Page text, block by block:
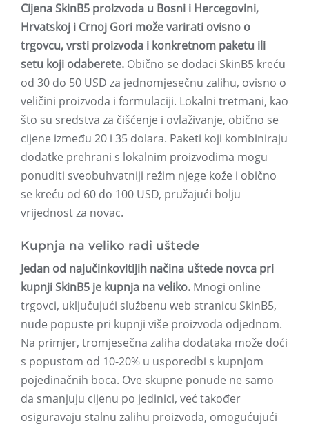
Cijena SkinB5 proizvoda u Bosni i Hercegovini,
Hrvatskoj i Crnoj Gori može varirati ovisno o
trgovcu, vrsti proizvoda i konkretnom paketu ili
setu koji odaberete. Obično se dodaci SkinB5 kreću
od 30 do 50 USD za jednomjesečnu zalihu, ovisno o
veličini proizvoda i formulaciji. Lokalni tretmani, kao
što su sredstva za čišćenje i ovlaživanje, obično se
cijene između 20 i 35 dolara. Paketi koji kombiniraju
dodatke prehrani s lokalnim proizvodima mogu
ponuditi sveobuhvatniji režim njege kože i obično
se kreću od 60 do 100 USD, pružajući bolju
vrijednost za novac.
Kupnja na veliko radi uštede
Jedan od najučinkovitijih načina uštede novca pri
kupnji SkinB5 je kupnja na veliko. Mnogi online
trgovci, uključujući službenu web stranicu SkinB5,
nude popuste pri kupnji više proizvoda odjednom.
Na primjer, tromjesečna zaliha dodataka može doći
s popustom od 10-20% u usporedbi s kupnjom
pojedinačnih boca. Ove skupne ponude ne samo
da smanjuju cijenu po jedinici, već također
osiguravaju stalnu zalihu proizvoda, omogućujući